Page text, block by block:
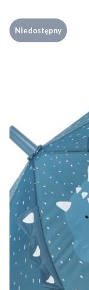
Niedostępny